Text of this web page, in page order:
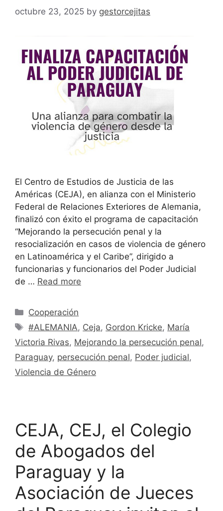
octubre 23, 2025 by gestorcejitas
El Centro de Estudios de Justicia de las
Américas (CEJA), en alianza con el Ministerio
Federal de Relaciones Exteriores de Alemania,
finalizó con éxito el programa de capacitación
“Mejorando la persecución penal y la
resocialización en casos de violencia de género
en Latinoamérica y el Caribe”, dirigido a
funcionarias y funcionarios del Poder Judicial
de … Read more
Cooperación
#ALEMANIA, Ceja, Gordon Kricke, María
Victoria Rivas, Mejorando la persecución penal,
Paraguay, persecución penal, Poder judicial,
Violencia de Género
CEJA, CEJ, el Colegio
de Abogados del
Paraguay y la
Asociación de Jueces